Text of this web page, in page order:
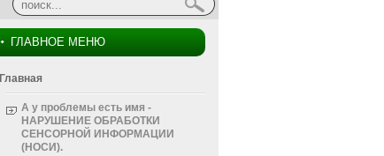
ГЛАВНОЕ МЕНЮ
Главная
А у проблемы есть имя -
НАРУШЕНИЕ ОБРАБОТКИ
СЕНСОРНОЙ ИНФОРМАЦИИ
(НОСИ).